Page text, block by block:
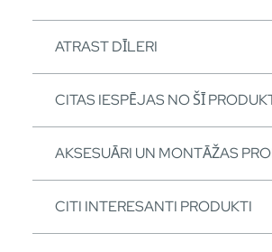
ATRAST DĪLERI
CITAS IESPĒJAS NO ŠĪ
AKSESUĀRI UN MONTĀŽAS
CITI INTERESANTI PRODUKTI